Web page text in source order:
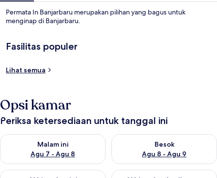
Permata In Banjarbaru merupakan pilihan yang bagus untuk
menginap di Banjarbaru.
Fasilitas populer
Lihat semua
Opsi kamar
Periksa ketersediaan untuk tanggal ini
Malam ini
Agu 7 - Agu 8
Periksa ketersediaan untuk malam ini Agu 7 - Agu 8
Besok
Agu 8 - Agu 9
Periksa ketersediaan untuk
Periksa ketersediaan untuk akhir pekan ini Agu 7 - Agu 9
Periksa ketersediaan untuk